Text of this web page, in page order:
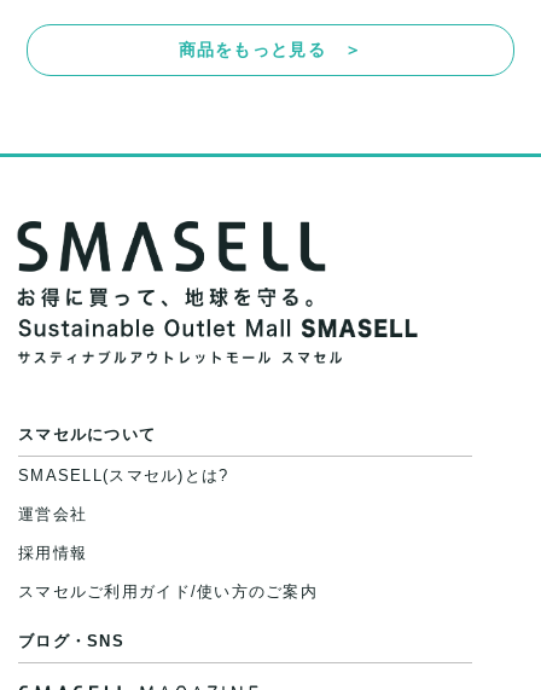
商品をもっと見る ＞
スマセルについて
SMASELL(スマセル)とは?
運営会社
採用情報
スマセルご利用ガイド/使い方のご案内
ブログ・SNS